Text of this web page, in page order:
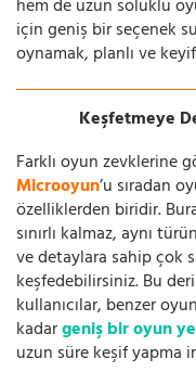
hem de uzun soluklu
için geniş bir seçenek
oynamak, planlı ve
Keşfetmeye
Farklı oyun zevklerine
Microoyun’u sıradan
özelliklerden biridir.
sınırlı kalmaz, aynı
ve detaylara sahip çok
keşfedebilirsiniz. Bu
kullanıcılar, benzer
kadargeniş bir oyun
uzun süre keşif yapma